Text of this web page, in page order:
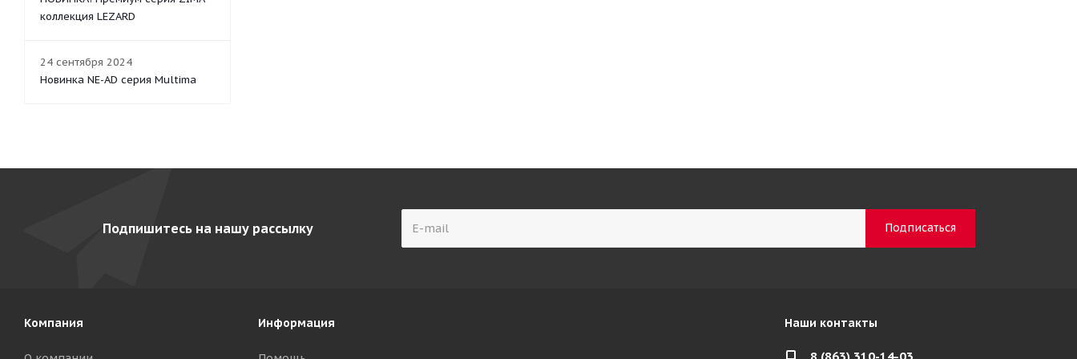
коллекция LEZARD
24 сентября 2024
Новинка NE-AD серия Multima
Подпишитесь на нашу рассылку
Компания Информация Наши контакты